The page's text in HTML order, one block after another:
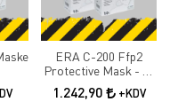
ERA C-200 Ffp2
Protective Mask - 90
Adet
1.242,90 +KDV